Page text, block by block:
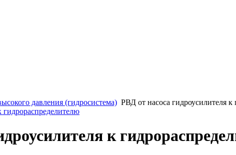
давления (гидросистема) РВД от насоса гидроусилителя к
к